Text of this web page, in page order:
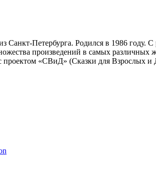
Петербурга. Родился в 1986 году. С
произведений в самых
проектом «СВиД» (Сказки для Взрослых